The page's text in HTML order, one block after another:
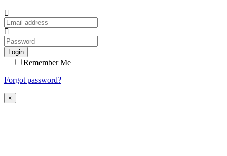
Login
Remember Me
Forgot password?
×